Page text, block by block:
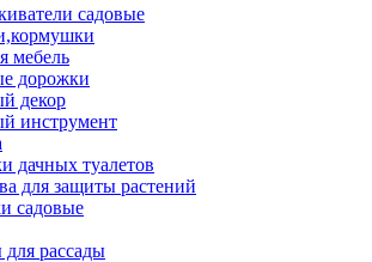
садовые
мебель
дорожки
декор
инструмент
дачных туалетов
для защиты растений
садовые
рассады